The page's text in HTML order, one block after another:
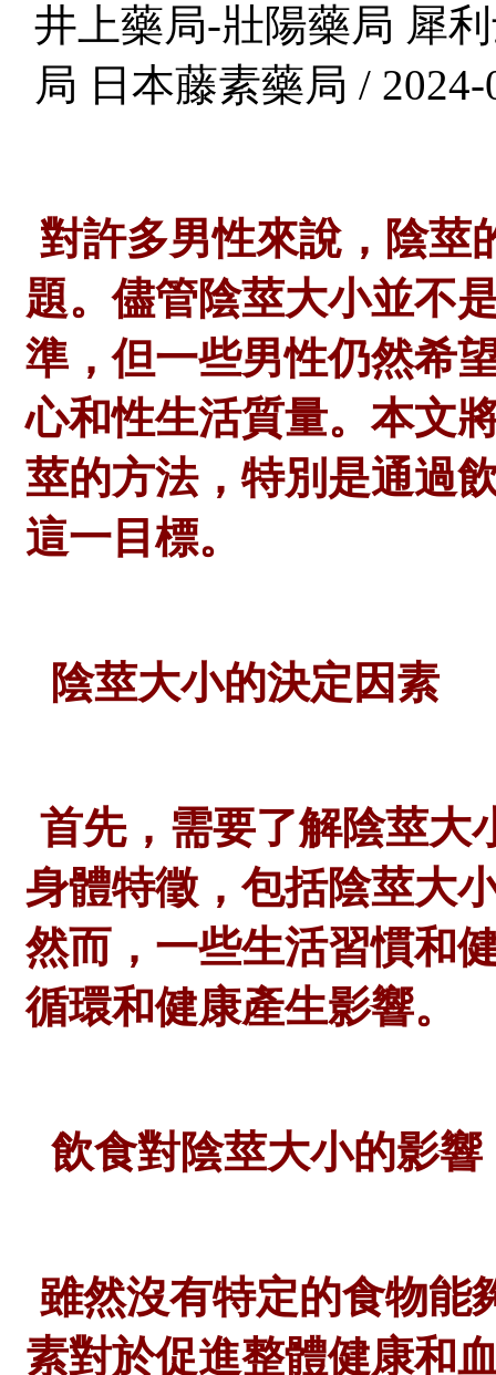
井上藥局-壯陽藥局 犀
局 日本藤素藥局 / 2024-
對許多男性來說，陰莖
題。儘管陰莖大小並不
準，但一些男性仍然希
心和性生活質量。本文
莖的方法，特別是通過
這一目標。
陰莖大小的決定因素
首先，需要了解陰莖大
身體特徵，包括陰莖大
然而，一些生活習慣和
循環和健康產生影響。
飲食對陰莖大小的影響
雖然沒有特定的食物能
素對於促進整體健康和